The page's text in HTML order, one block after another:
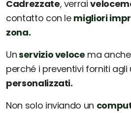
Cadrezzate, verrai
contatto con le migliori
zona.
Unservizio veloce ma
perché i preventivi forniti agli
personalizzati.
Non solo inviando un